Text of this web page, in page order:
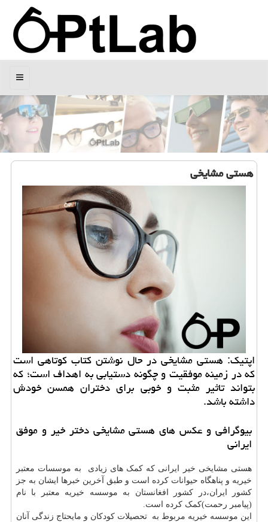
منو
هستی مشایخی
اپتیك: هستی مشایخی در حال نوشتن كتاب كوتاهی است
كه در زمینه موفقیت و چگونه دستیابی به اهداف است؛ كه
بتواند تاثیر مثبت و خوبی برای دختران همسن خودش
داشته باشد.
بیوگرافی و عکس های هستی مشایخی دختر خیر و موفق
ایرانی
هستی مشایخی خیر ایرانی که کمک های زیادی به موسسات معتبر
خیریه و پناهگاه حیوانات کرده است و طبق آخرین خبرها ایشان به جز
کشور ایران،در کشور افغانستان به موسسه خیریه معتبر با نام
(پیامبر رحمت)کمک کرده است.
این موسسه خیریه مربوط به تحصیلات کودکان و مایحتاج زندگی آنان